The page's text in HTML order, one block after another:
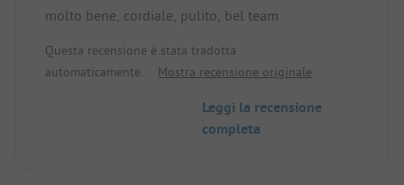
molto bene, cordiale, pulito, bel team
Questa recensione è stata tradotta
automaticamente.
Mostra recensione originale
Leggi la recensione
completa